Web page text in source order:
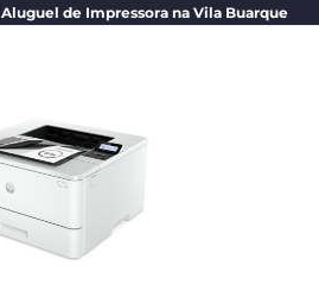
Aluguel de Impressora na Vila Buarque